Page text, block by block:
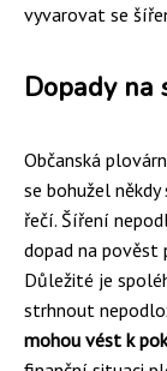
vyvarovat se
Dopady na
Občanská
se bohužel
řečí. Šíření
dopad na pověst
Důležité je
strhnout
mohou vést k